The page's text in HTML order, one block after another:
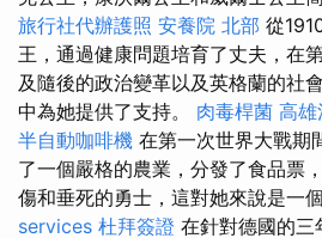
旅行社代辦護照 安養院 北部 從
王，通過健康問題培育了丈夫，在
及隨後的政治變革以及英格蘭的社
中為她提供了支持。 肉毒桿菌 高雄
半自動咖啡機 在第一次世界大戰期
了一個嚴格的農業，分發了食品票
傷和垂死的勇士，這對她來說是一
services 杜拜簽證 在針對德國的三